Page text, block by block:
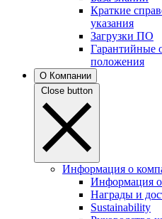
Краткие
указания
Загрузки ПО
Гарантийные
положения
О Компании
Close button
Информация о
Информация
Награды и
Sustainability